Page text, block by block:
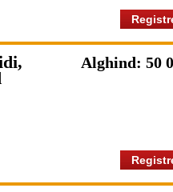
Alghind: 50